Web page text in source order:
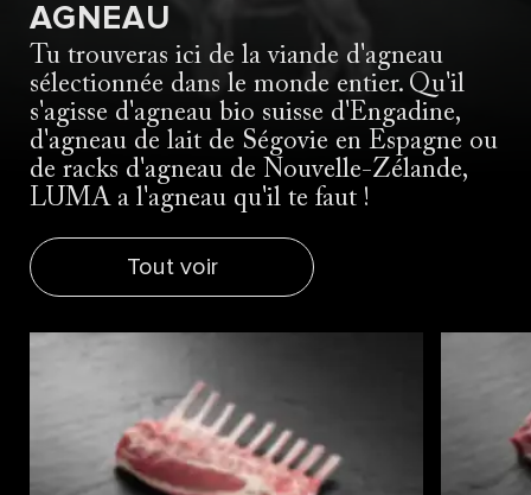
AGNEAU
Tu trouveras ici de la viande d'agneau
sélectionnée dans le monde entier. Qu'il
s'agisse d'agneau bio suisse d'Engadine,
d'agneau de lait de Ségovie en Espagne ou
de racks d'agneau de Nouvelle-Zélande,
LUMA a l'agneau qu'il te faut !
Tout voir